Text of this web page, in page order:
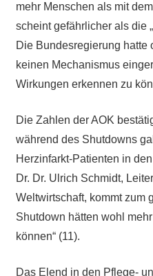
mehr Menschen als mit
scheint gefährlicher als die
Die Bundesregierung hatte
keinen Mechanismus
Wirkungen erkennen zu
Die Zahlen der AOK
während des Shutdowns
Herzinfarkt-Patienten in
Dr. Dr. Ulrich Schmidt,
Weltwirtschaft, kommt zum
Shutdown hätten wohl
können“ (11).
Das Elend in den Pflege-